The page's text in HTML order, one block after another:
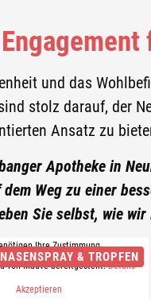
und das
stolz darauf, der
Ansatz zu
Apotheke in
Weg zu einer
Sie selbst, wie
NASENSPRAY & TROPFEN
Ihre Zustimmung
von Mauve bereitgestellt.Details
Akzeptieren